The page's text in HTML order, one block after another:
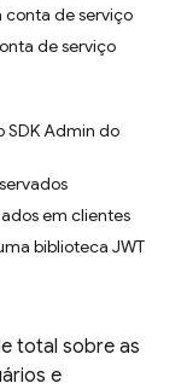
conta de serviço
de serviço
SDK Admin do
em clientes
biblioteca JWT
total sobre as
e